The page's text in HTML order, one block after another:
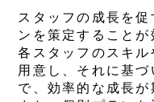
スタッフの成長を
ンを策定することが
各スタッフのスキ
用意し、それに基
で、効率的な成長が